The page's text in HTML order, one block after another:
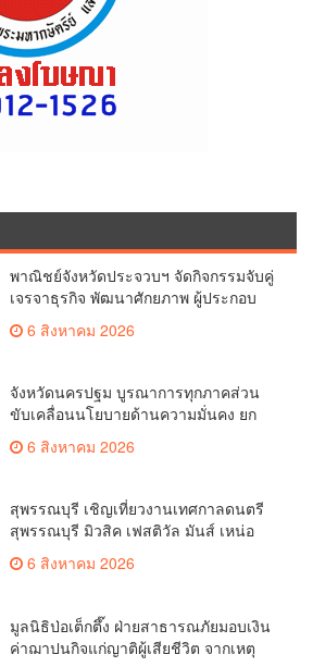
พาณิชย์จังหวัดประจวบฯ จัดกิจกรรมจับคู่
เจรจาธุรกิจ พัฒนาศักยภาพ ผู้ประกอบ
ระหว่างประเทศ
6 สิงหาคม 2026
จังหวัดนครปฐม บูรณาการทุกภาคส่วน
ขับเคลื่อนนโยบายด้านความมั่นคง ยก
ระดับการป้องกันอาชญากรรมทาง
เทคโนโลยี
6 สิงหาคม 2026
สุพรรณบุรี เชิญเที่ยวงานเทศกาลดนตรี
สุพรรณบุรี มิวสิค เฟสติวัล มันส์ เหน่อ
มาก6 สิงหาคม 2026
มูลนิธิป่อเต็กตึ๊ง ฝ่ายสาธารณภัยมอบเงิน
ค่าฌาปนกิจแก่ญาติผู้เสียชีวิต จากเหตุ